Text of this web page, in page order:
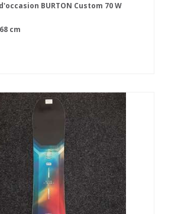
BURTON Custom 70 W
cm